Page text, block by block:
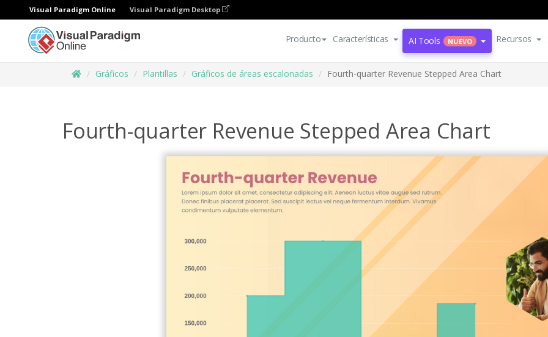
Visual Paradigm Online Visual Paradigm Desktop
Producto Características AI Tools NUEVO Recursos
Gráficos Plantillas Gráficos de áreas escalonadas Fourth-quarter Revenue Stepped Area Chart
Fourth-quarter Revenue Stepped Area Chart